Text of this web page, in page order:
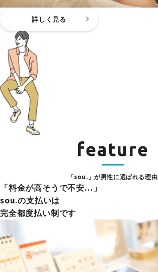
詳しく見る
feature
「sou.」が男性に選ばれる理由
「料金が高そうで不安…」
sou.の支払いは
完全都度払い制です